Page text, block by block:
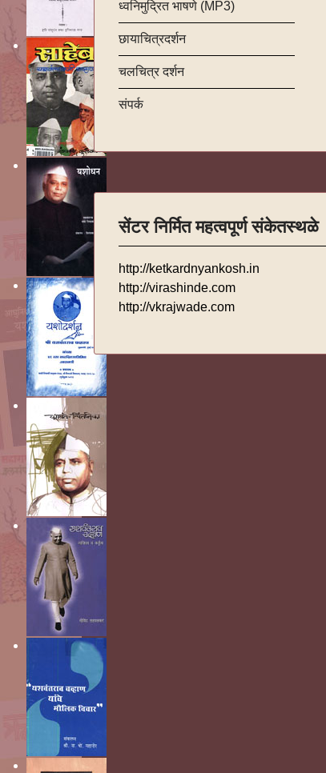
ध्वनिमुद्रित भाषणे (MP3)
छायाचित्रदर्शन
चलचित्र दर्शन
संपर्क
सेंटर निर्मित महत्वपूर्ण संकेतस्थळे
http://ketkardnyankosh.in
http://virashinde.com
http://vkrajwade.com